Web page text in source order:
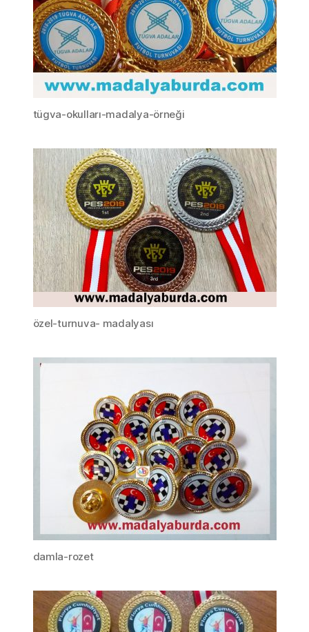
tügva-okulları-madalya-örneği
özel-turnuva- madalyası
damla-rozet